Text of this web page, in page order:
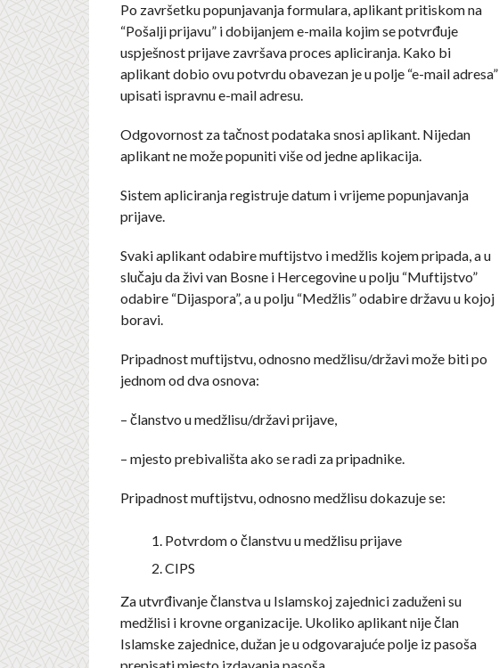
Po završetku popunjavanja formulara, aplikant pritiskom na
“Pošalji prijavu” i dobijanjem e-maila kojim se potvrđuje
uspješnost prijave završava proces apliciranja. Kako bi
aplikant dobio ovu potvrdu obavezan je u polje “e-mail adresa”
upisati ispravnu e-mail adresu.
Odgovornost za tačnost podataka snosi aplikant. Nijedan
aplikant ne može popuniti više od jedne aplikacija.
Sistem apliciranja registruje datum i vrijeme popunjavanja
prijave.
Svaki aplikant odabire muftijstvo i medžlis kojem pripada, a u
slučaju da živi van Bosne i Hercegovine u polju “Muftijstvo”
odabire “Dijaspora”, a u polju “Medžlis” odabire državu u kojoj
boravi.
Pripadnost muftijstvu, odnosno medžlisu/državi može biti po
jednom od dva osnova:
– članstvo u medžlisu/državi prijave,
– mjesto prebivališta ako se radi za pripadnike.
Pripadnost muftijstvu, odnosno medžlisu dokazuje se:
Potvrdom o članstvu u medžlisu prijave
CIPS
Za utvrđivanje članstva u Islamskoj zajednici zaduženi su
medžlisi i krovne organizacije. Ukoliko aplikant nije član
Islamske zajednice, dužan je u odgovarajuće polje iz pasoša